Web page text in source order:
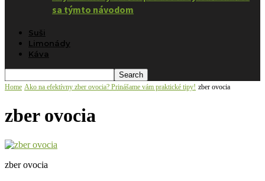
sa týmto návodom
Suši
Limonády
Káva
Home Ako na efektívny zber ovocia? Prinášame vám praktické tipy! zber ovocia
zber ovocia
zber ovocia